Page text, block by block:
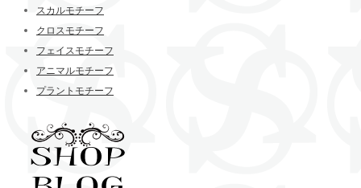
スカルモチーフ
クロスモチーフ
フェイスモチーフ
アニマルモチーフ
プラントモチーフ